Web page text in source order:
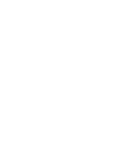
(ii) giver
en pro rata
tjenesten.
os om dit
for fjorten
ændringen